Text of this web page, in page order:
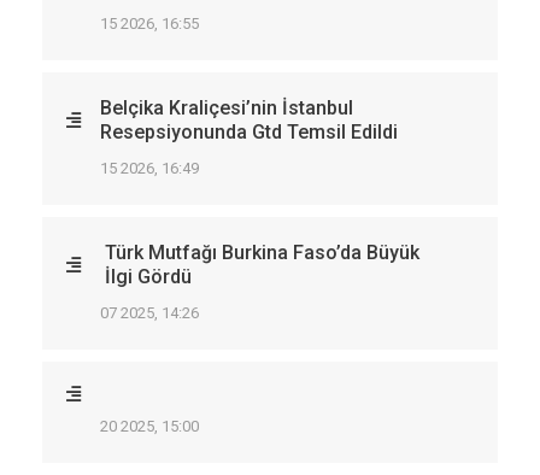
15 2026, 16:55
Belçika Kraliçesi’nin İstanbul
Resepsiyonunda Gtd Temsil Edildi
15 2026, 16:49
Türk Mutfağı Burkina Faso’da Büyük
İlgi Gördü
07 2025, 14:26
20 2025, 15:00